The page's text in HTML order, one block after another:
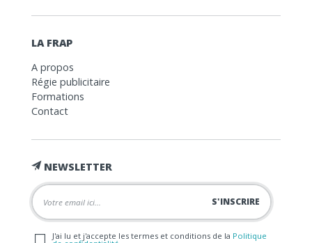
LA FRAP
A propos
Régie publicitaire
Formations
Contact
NEWSLETTER
J'ai lu et j'accepte les termes et conditions de la Politique